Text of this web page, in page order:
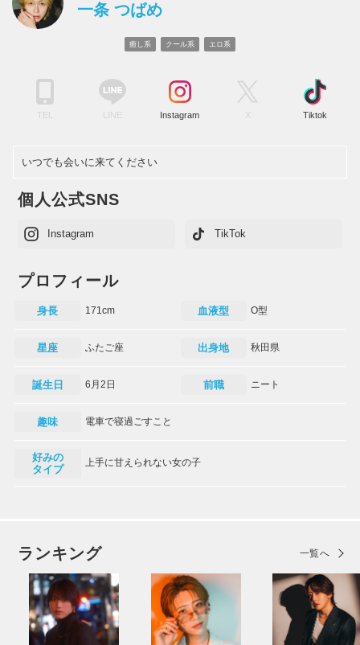
一条 つばめ
癒し系 クール系 エロ系
TEL LINE Instagram X Tiktok
いつでも会いに来てください
個人公式SNS
Instagram TikTok
プロフィール
身長 171cm 血液型 O型
星座 ふたご座 出身地 秋田県
誕生日 6月2日 前職 ニート
趣味 電車で寝過ごすこと
好みの
タイプ
上手に甘えられない女の子
ランキング 一覧へ